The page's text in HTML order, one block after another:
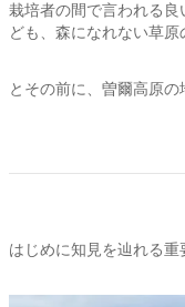
栽培者の間で言われる良
ども、森になれない草
とその前に、曽爾高原の
はじめに知見を辿れる重